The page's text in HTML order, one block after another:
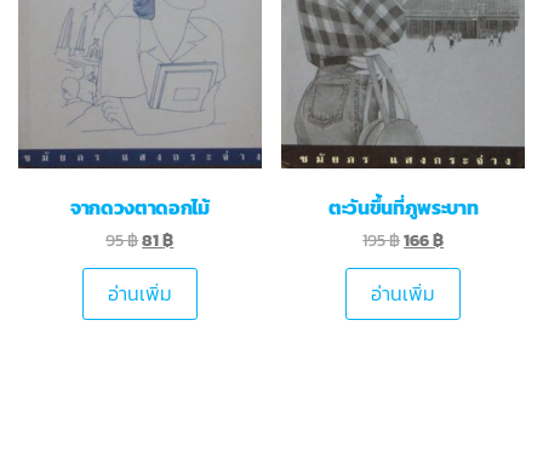
จากดวงตาดอกไม้
95฿81฿
อ่านเพิ่ม
ตะวันขึ้นที่ภูพระบาท
195฿166฿
อ่านเพิ่ม